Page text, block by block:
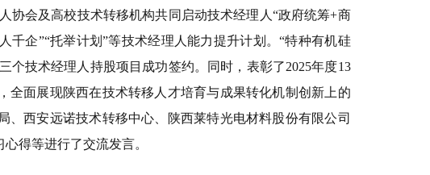
协会及高校技术转移机构共同启动技术经理人“政府统筹+商
千企”“托举计划”等技术经理人能力提升计划。“特种有机硅
个技术经理人持股项目成功签约。同时，表彰了2025年度13
全面展现陕西在技术转移人才培育与成果转化机制创新上的
西安远诺技术转移中心、陕西莱特光电材料股份有限公司
得等进行了交流发言。